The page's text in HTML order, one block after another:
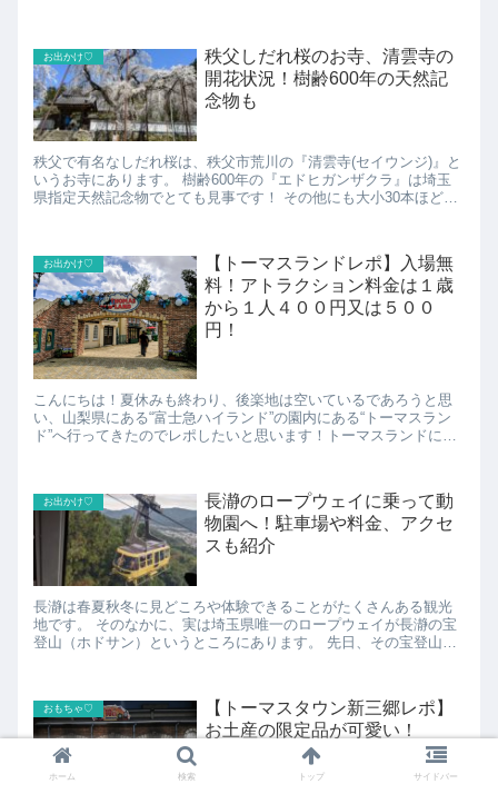
お出かけ♡
秩父しだれ桜のお寺、清雲寺の
開花状況！樹齢600年の天然記
念物も
秩父で有名なしだれ桜は、秩父市荒川の『清雲寺(セイウンジ)』と
いうお寺にあります。 樹齢600年の『エドヒガンザクラ』は埼玉
県指定天然記念物でとても見事です！ その他にも大小30本ほどの
お出かけ♡
【トーマスランドレポ】入場無
料！アトラクション料金は１歳
から１人４００円又は５００
円！
こんにちは！夏休みも終わり、後楽地は空いているであろうと思
い、山梨県にある“富士急ハイランド”の園内にある“トーマスラン
ド”へ行ってきたのでレポしたいと思います！トーマスランドに行
お出かけ♡
長瀞のロープウェイに乗って動
物園へ！駐車場や料金、アクセ
スも紹介
長瀞は春夏秋冬に見どころや体験できることがたくさんある観光
地です。 そのなかに、実は埼玉県唯一のロープウェイが長瀞の宝
登山（ホドサン）というところにあります。 先日、その宝登山ロ
おもちゃ♡
【トーマスタウン新三郷レポ】
お土産の限定品が可愛い！
ホーム 検索 トップ サイドバー